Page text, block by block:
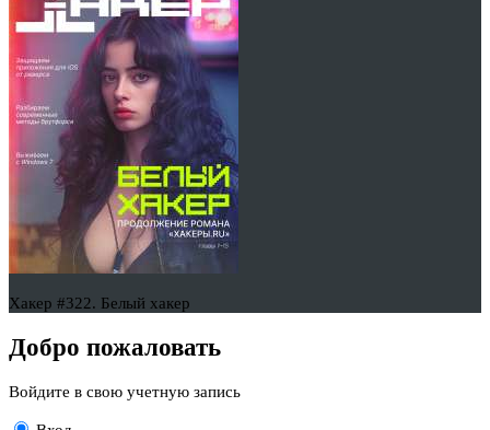
Хакер #322. Белый хакер
Добро пожаловать
Войдите в свою учетную запись